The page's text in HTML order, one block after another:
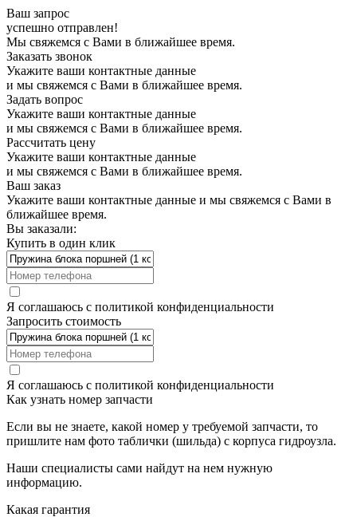
Ваш запрос
успешно отправлен!
Мы свяжемся с Вами в ближайшее время.
Заказать звонок
Укажите ваши контактные данные
и мы свяжемся с Вами в ближайшее время.
Задать вопрос
Укажите ваши контактные данные
и мы свяжемся с Вами в ближайшее время.
Рассчитать цену
Укажите ваши контактные данные
и мы свяжемся с Вами в ближайшее время.
Ваш заказ
Укажите ваши контактные данные и мы свяжемся с Вами в
ближайшее время.
Вы заказали:
Купить в один клик
Я соглашаюсь с политикой конфиденциальности
Запросить стоимость
Я соглашаюсь с политикой конфиденциальности
Как узнать номер запчасти
Если вы не знаете, какой номер у требуемой запчасти, то
пришлите нам фото таблички (шильда) с корпуса гидроузла.
Наши специалисты сами найдут на нем нужную
информацию.
Какая гарантия